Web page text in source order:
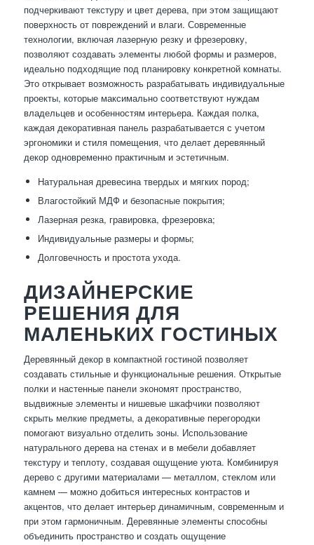
подчеркивают текстуру и цвет дерева, при этом защищают
поверхность от повреждений и влаги. Современные
технологии, включая лазерную резку и фрезеровку,
позволяют создавать элементы любой формы и размеров,
идеально подходящие под планировку конкретной комнаты.
Это открывает возможность разрабатывать индивидуальные
проекты, которые максимально соответствуют нуждам
владельцев и особенностям интерьера. Каждая полка,
каждая декоративная панель разрабатывается с учетом
эргономики и стиля помещения, что делает деревянный
декор одновременно практичным и эстетичным.
Натуральная древесина твердых и мягких пород;
Влагостойкий МДФ и безопасные покрытия;
Лазерная резка, гравировка, фрезеровка;
Индивидуальные размеры и формы;
Долговечность и простота ухода.
ДИЗАЙНЕРСКИЕ
РЕШЕНИЯ ДЛЯ
МАЛЕНЬКИХ ГОСТИНЫХ
Деревянный декор в компактной гостиной позволяет
создавать стильные и функциональные решения. Открытые
полки и настенные панели экономят пространство,
выдвижные элементы и нишевые шкафчики позволяют
скрыть мелкие предметы, а декоративные перегородки
помогают визуально отделить зоны. Использование
натурального дерева на стенах и в мебели добавляет
текстуру и теплоту, создавая ощущение уюта. Комбинируя
дерево с другими материалами — металлом, стеклом или
камнем — можно добиться интересных контрастов и
акцентов, что делает интерьер динамичным, современным и
при этом гармоничным. Деревянные элементы способны
объединить пространство и создать ощущение